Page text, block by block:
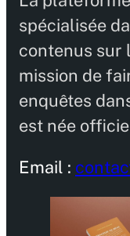
spécialisée
contenus sur
mission de
enquêtes
est née
Email :